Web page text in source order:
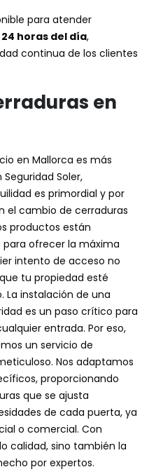
para atender
24 horas del día,
continua de los clientes
en
en Mallorca es más
Soler,
es primordial y por
el cambio de cerraduras
productos están
ofrecer la máxima
intento de acceso no
tu propiedad esté
instalación de una
es un paso crítico para
entrada. Por eso,
un servicio de
Nos adaptamos
proporcionando
que se ajusta
de cada puerta, ya
o comercial. Con
calidad, sino también la
por expertos.